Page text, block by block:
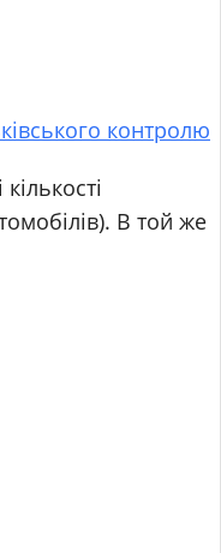
контролю
В той же